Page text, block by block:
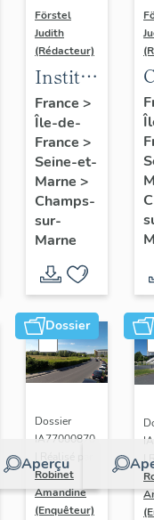
Förstel
Judith
(Rédacteur)
Institut
français
d'urbanisme
France >
Île-de-
France >
Seine-et-
Marne >
Champs-
sur-
Marne
Dossier
Aperçu
Dossier
IA77000870
Robinet
Amandine
(Enquêteur)
|